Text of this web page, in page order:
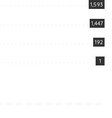
1,593
1,447
192
1